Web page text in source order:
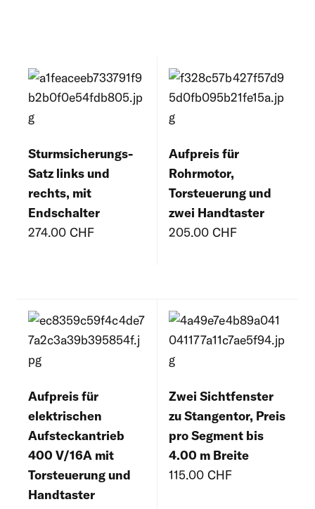
Sturmsicherungs-
Satz links und
rechts, mit
Endschalter
274.00 CHF
Aufpreis für
Rohrmotor,
Torsteuerung und
zwei Handtaster
205.00 CHF
Aufpreis für
elektrischen
Aufsteckantrieb
400 V/16A mit
Torsteuerung und
Handtaster
Zwei Sichtfenster
zu Stangentor, Preis
pro Segment bis
4.00 m Breite
115.00 CHF